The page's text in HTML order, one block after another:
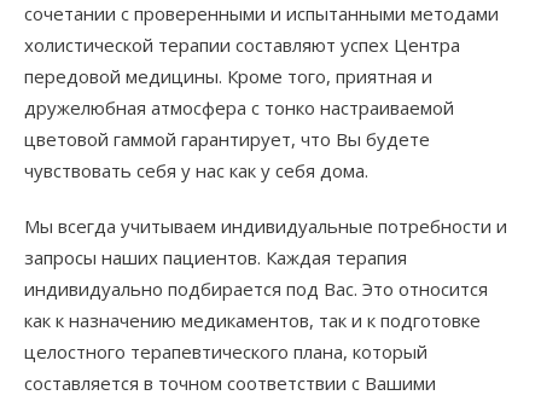
сочетании с проверенными и испытанными методами
холистической терапии составляют успех Центра
передовой медицины. Кроме того, приятная и
дружелюбная атмосфера с тонко настраиваемой
цветовой гаммой гарантирует, что Вы будете
чувствовать себя у нас как у себя дома.
Мы всегда учитываем индивидуальные потребности и
запросы наших пациентов. Каждая терапия
индивидуально подбирается под Вас. Это относится
как к назначению медикаментов, так и к подготовке
целостного терапевтического плана, который
составляется в точном соответствии с Вашими